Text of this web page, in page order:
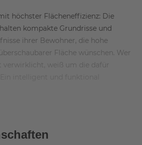
höchster Flächeneffizienz: Die
kompakte Grundrisse und
ihrer Bewohner, die hohe
Fläche wünschen. Wer
verwirklicht, weiß um die dafür
Zuhause. Kurze Wege zur
sämtliche Vorzüge des